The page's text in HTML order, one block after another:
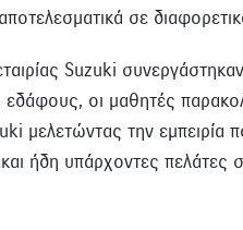
σε
Suzuki
εδάφους, οι μαθητές
μελετώντας την εμπειρία
ήδη υπάρχοντες πελάτες